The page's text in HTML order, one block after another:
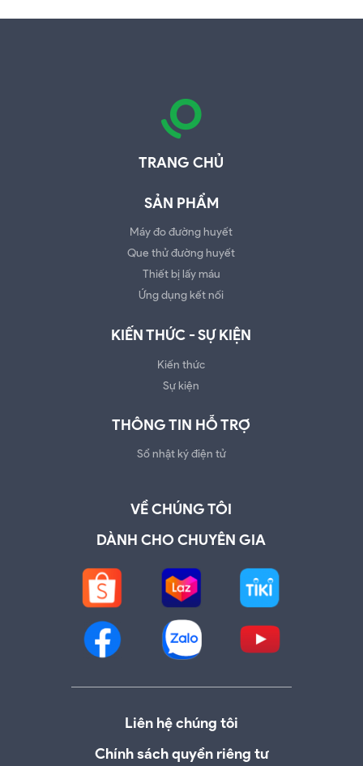
TRANG CHỦ
SẢN PHẨM
Máy đo đường huyết
Que thử đường huyết
Thiết bị lấy máu
Ứng dụng kết nối
KIẾN THỨC - SỰ KIỆN
Kiến thức
Sự kiện
THÔNG TIN HỖ TRỢ
Sổ nhật ký điện tử
VỀ CHÚNG TÔI
DÀNH CHO CHUYÊN GIA
Liên hệ chúng tôi
Chính sách quyền riêng tư